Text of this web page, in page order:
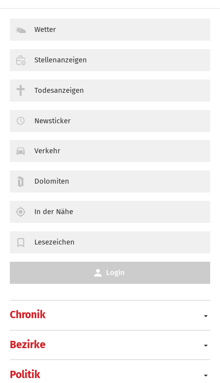
Chronik
Bezirke
Politik
Wetter
Stellenanzeigen
Todesanzeigen
Newsticker
Verkehr
Dolomiten
In der Nähe
Lesezeichen
Login